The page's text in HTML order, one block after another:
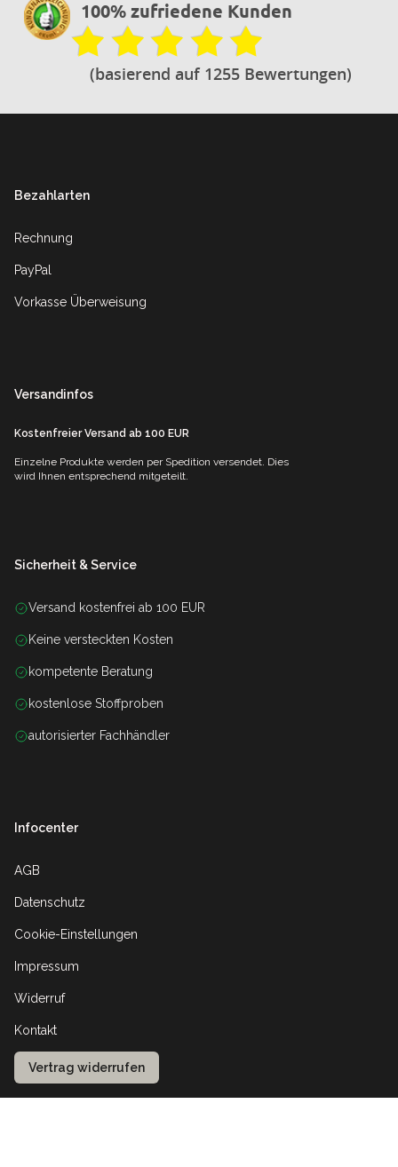
100% zufriedene Kunden
(basierend auf 1255 Bewertungen)
Bezahlarten
Rechnung
PayPal
Vorkasse Überweisung
Versandinfos
Kostenfreier Versand ab 100 EUR
Einzelne Produkte werden per Spedition versendet. Dies
wird Ihnen entsprechend mitgeteilt.
Sicherheit & Service
Versand kostenfrei ab 100 EUR
Keine versteckten Kosten
kompetente Beratung
kostenlose Stoffproben
autorisierter Fachhändler
Infocenter
AGB
Datenschutz
Cookie-Einstellungen
Impressum
Widerruf
Kontakt
Vertrag widerrufen